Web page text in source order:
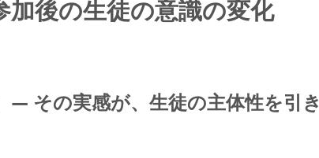
加後の生徒の意識の変化
— その実感が、生徒の主体性を引き